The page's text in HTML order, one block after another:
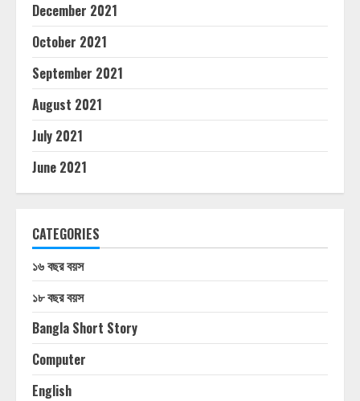
December 2021
October 2021
September 2021
August 2021
July 2021
June 2021
CATEGORIES
১৬ বছর বয়স
১৮ বছর বয়স
Bangla Short Story
Computer
English